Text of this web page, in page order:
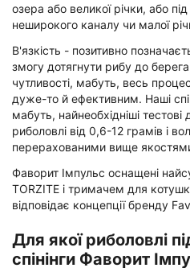
озера або великої річки, або
неширокого каналу чи малої
В'язкість - позитивно
змогу дотягнути рибу до
чутливості, мабуть, весь
дуже-то й ефективним. Наші
мабуть, найнеобхідніші тестові
риболовлі від 0,6-12 грамів і
перерахованими вище
Фаворит Імпульс оснащені
TORZITE і тримачем для
відповідає концепції бренду
Для якої риболовлі
спінінги Фаворит